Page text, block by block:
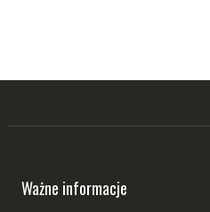
Ważne informacje